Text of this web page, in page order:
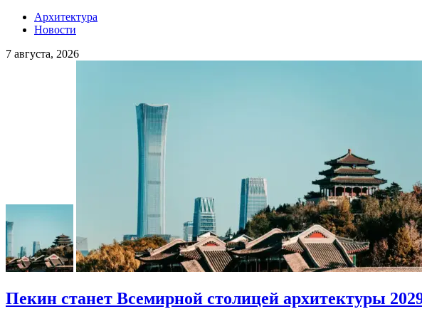
Архитектура
Новости
7 августа, 2026
Пекин станет Всемирной столицей архитектуры